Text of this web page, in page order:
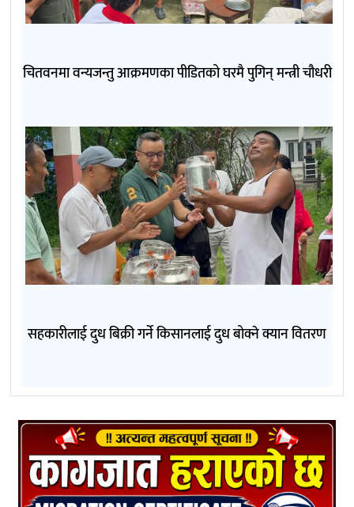
चितवनमा वन्यजन्तु आक्रमणका पीडितको घरमै पुगिन् मन्त्री चौधरी
सहकारीलाई दुध बिक्री गर्ने किसानलाई दुध बोक्ने क्यान वितरण